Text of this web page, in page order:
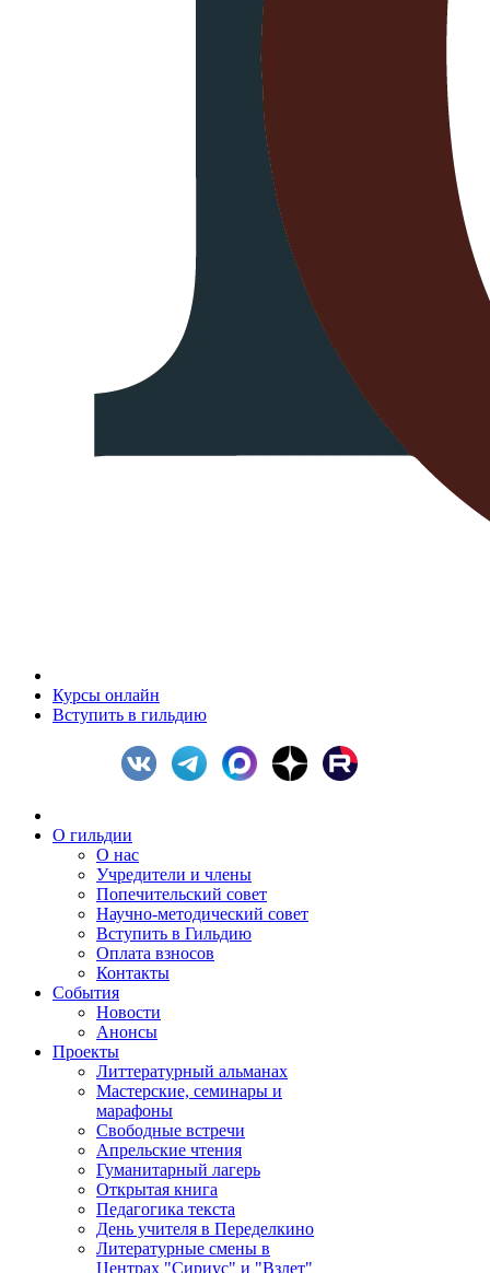
Курсы онлайн
Вступить в гильдию
О гильдии
О нас
Учредители и члены
Попечительский совет
Научно-методический совет
Вступить в Гильдию
Оплата взносов
Контакты
События
Новости
Анонсы
Проекты
Литтературный альманах
Мастерские, семинары и
марафоны
Свободные встречи
Апрельские чтения
Гуманитарный лагерь
Открытая книга
Педагогика текста
День учителя в Переделкино
Литературные смены в
Центрах "Сириус" и "Взлет"